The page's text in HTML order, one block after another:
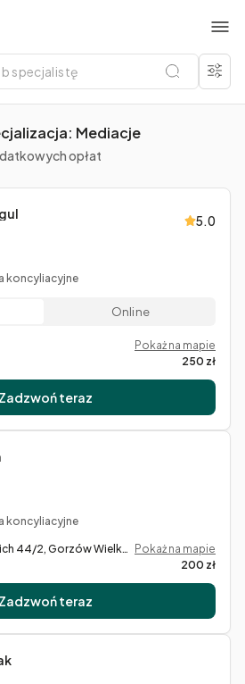
Mediacje
opłat
5.0
koncyliacyjne
Online
Pokaż na mapie
250 zł
Zadzwoń teraz
koncyliacyjne
Kosynierów Gdyńskich 44/2, Gorzów Wielkopolski Pokaż na mapie
200 zł
Zadzwoń teraz